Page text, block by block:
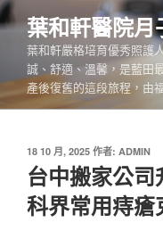
跳
至
內
葉和軒醫院月
葉和軒嚴格培育優秀照護
誠、舒適、溫馨，是藍田
產後復舊的這段旅程，由
發
佈
於
18 10 月, 2025 作者: ADMIN
台中搬家公
科界常用痔瘡